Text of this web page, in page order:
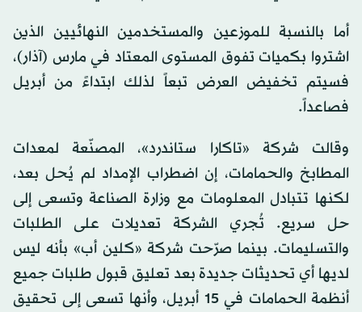
أما بالنسبة للموزعين والمستخدمين النهائيين الذين
اشتروا بكميات تفوق المستوى المعتاد في مارس (آذار)،
فسيتم تخفيض العرض تبعاً لذلك ابتداءً من أبريل
فصاعداً.
وقالت شركة «تاكارا ستاندرد»، المصنّعة لمعدات
المطابخ والحمامات، إن اضطراب الإمداد لم يُحل بعد،
لكنها تتبادل المعلومات مع وزارة الصناعة وتسعى إلى
حل سريع. تُجري الشركة تعديلات على الطلبات
والتسليمات. بينما صرّحت شركة «كلين أب» بأنه ليس
لديها أي تحديثات جديدة بعد تعليق قبول طلبات جميع
أنظمة الحمامات في 15 أبريل، وأنها تسعى إلى تحقيق